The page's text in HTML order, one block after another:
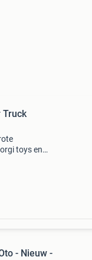
Truck
toys en
- Nieuw -